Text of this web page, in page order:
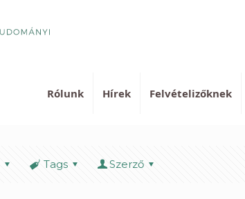
Rólunk Hírek Felvételizőknek
Tags Szerző